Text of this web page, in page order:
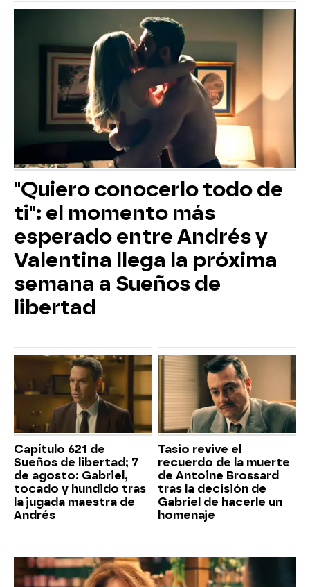
"Quiero conocerlo todo de
ti": el momento más
esperado entre Andrés y
Valentina llega la próxima
semana a Sueños de
libertad
Capítulo 621 de
Sueños de libertad; 7
de agosto: Gabriel,
tocado y hundido tras
la jugada maestra de
Andrés
Tasio revive el
recuerdo de la muerte
de Antoine Brossard
tras la decisión de
Gabriel de hacerle un
homenaje